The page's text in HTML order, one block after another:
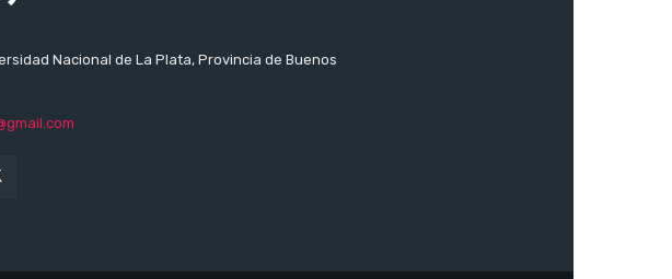
Nacional de La Plata, Provincia de Buenos